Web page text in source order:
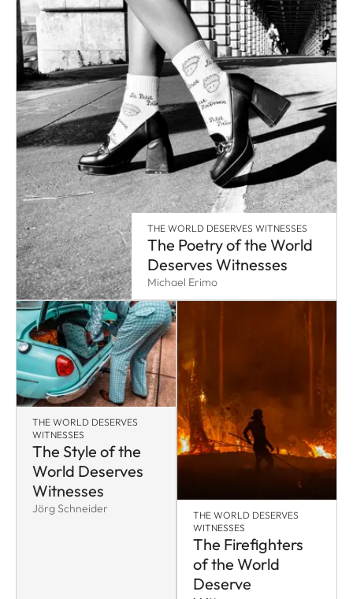
THE WORLD DESERVES WITNESSES
The Poetry of the World
Deserves Witnesses
Michael Erimo
THE WORLD DESERVES
WITNESSES
The Style of the
World Deserves
Witnesses
Jörg Schneider
THE WORLD DESERVES
WITNESSES
The Firefighters
of the World
Deserve